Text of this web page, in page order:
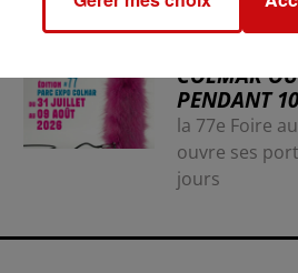
31 juillet 2026
COLMAR
PENDANT
la 77e Foire
ouvre ses
jours